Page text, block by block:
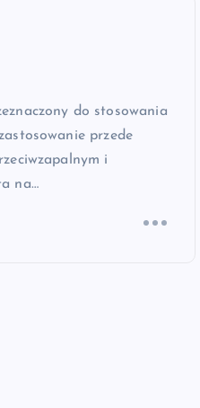
do stosowania
przede
i
na…